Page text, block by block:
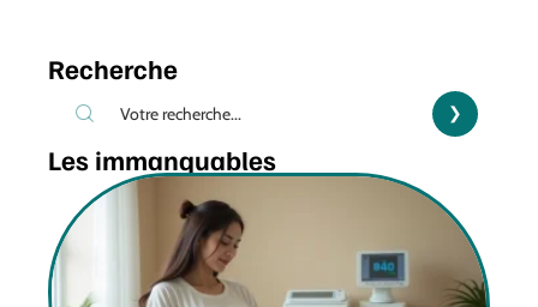
Recherche
Les immanquables